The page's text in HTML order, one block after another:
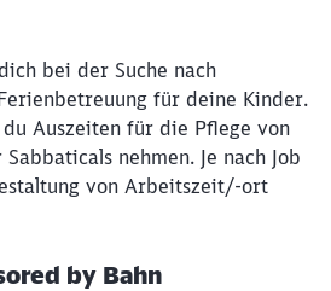
bei der Suche nach
für deine Kinder.
Auszeiten für die Pflege von
nehmen. Je nach Job
von Arbeitszeit/-ort
by Bahn